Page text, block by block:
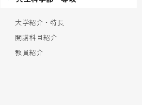
大学紹介・特長
開講科目紹介
教員紹介